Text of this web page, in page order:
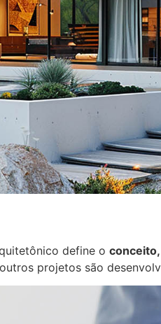
define o
projetos são